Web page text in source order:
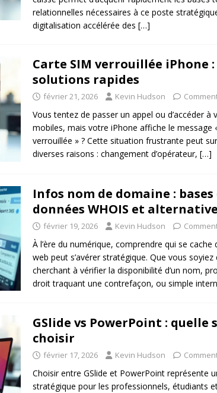
relationnelles nécessaires à ce poste
digitalisation accélérée des […]
Carte SIM verrouillée iPhone :
solutions rapides
février 21, 2026 Kevin Hudson
Vous tentez de passer un appel ou d’accéder à
mobiles, mais votre iPhone affiche le message
verrouillée » ? Cette situation frustrante peut
diverses raisons : changement d’opérateur, […]
Infos nom de domaine : bases
données WHOIS et
février 19, 2026 Kevin Hudson
À l’ère du numérique, comprendre qui se cache
web peut s’avérer stratégique. Que vous
cherchant à vérifier la disponibilité d’un nom,
droit traquant une contrefaçon, ou simple
GSlide vs PowerPoint : quelle
choisir
février 17, 2026 Kevin Hudson
Choisir entre GSlide et PowerPoint représente
stratégique pour les professionnels, étudiants